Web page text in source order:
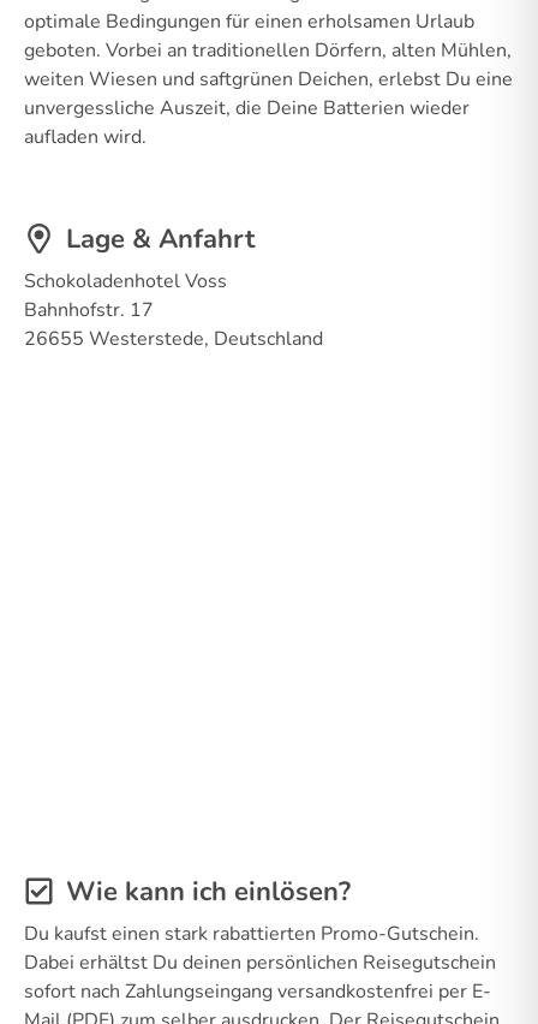
optimale Bedingungen für einen erholsamen Urlaub
geboten. Vorbei an traditionellen Dörfern, alten Mühlen,
weiten Wiesen und saftgrünen Deichen, erlebst Du eine
unvergessliche Auszeit, die Deine Batterien wieder
aufladen wird.
Lage & Anfahrt
Schokoladenhotel Voss
Bahnhofstr. 17
26655 Westerstede, Deutschland
Wie kann ich einlösen?
Du kaufst einen stark rabattierten Promo-Gutschein.
Dabei erhältst Du deinen persönlichen Reisegutschein
sofort nach Zahlungseingang versandkostenfrei per E-